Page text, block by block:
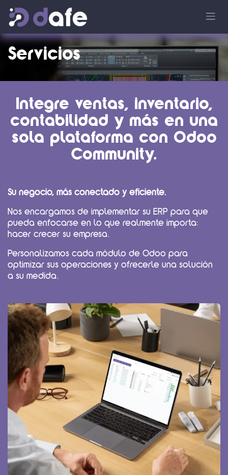
Servicios
Integre ventas, inventario,
contabilidad y más en una
sola plataforma con Odoo
Community.
Su negocio, más conectado y eficiente.
Nos encargamos de implementar su ERP para que
pueda enfocarse en lo que realmente importa:
hacer crecer su empresa.
Personalizamos cada módulo de Odoo para
optimizar sus operaciones y ofrecerle una solución
a su medida.